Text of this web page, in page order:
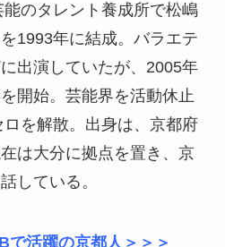
のタレント養成所で松嶋
1993年に結成。バラエテ
出演していたが、2005年
開始。芸能界を活動休止
を解散。出身は、京都府
は大分に拠点を置き、京
している。
で活躍の京都人＞＞＞